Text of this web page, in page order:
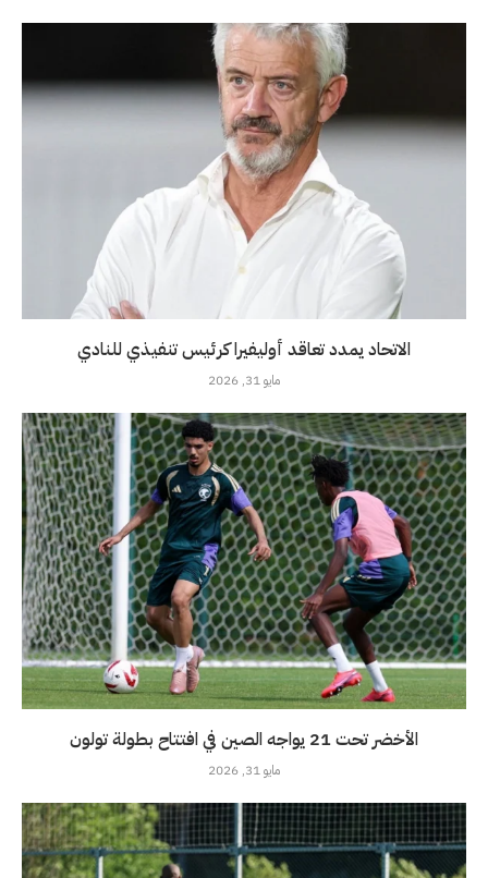
الاتحاد يمدد تعاقد أوليفيرا كرئيس تنفيذي للنادي
مايو 31, 2026
الأخضر تحت 21 يواجه الصين في افتتاح بطولة تولون
مايو 31, 2026